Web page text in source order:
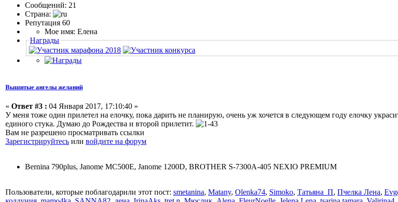
Сообщений: 21
Страна:
Репутация 60
Мое имя: Елена
Награды
Вышитые ангелы желаний
« Ответ #3 : 04 Января 2017, 17:10:40 »
У меня тоже один прилетел на елочку, пока дарить не планирую, очень уж хочется в следующем году елочку
единого стука. Думаю до Рождества и второй прилетит.
Вам не разрешено просматривать ссылки
Зарегистрируйтесь или войдите на форум
Bernina 790plus, Janome MC500E, Janome 1200D, BROTHER S-7300A-405 NEXIO PREMIUM
Пользователи, которые поблагодарили этот пост: smetanina, Matany, Olenka74, Simoko, Татьяна_П, Пчелка Лена,